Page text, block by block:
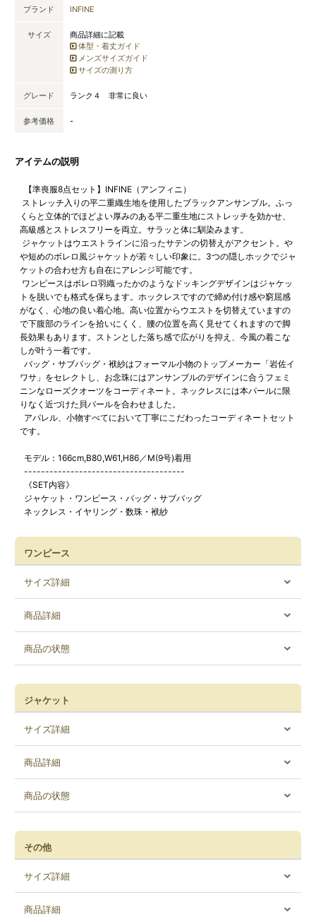
ブランド INFINE
サイズ
商品詳細に記載
体型・着丈ガイド
メンズサイズガイド
サイズの測り方
グレード ランク４ 非常に良い
参考価格 -
アイテムの説明
【準喪服8点セット】INFINE（アンフィニ）
ストレッチ入りの平二重織生地を使用したブラックアンサンブル。ふっ
くらと立体的でほどよい厚みのある平二重生地にストレッチを効かせ、
高級感とストレスフリーを両立。サラッと体に馴染みます。
ジャケットはウエストラインに沿ったサテンの切替えがアクセント。や
や短めのボレロ風ジャケットが若々しい印象に。3つの隠しホックでジャ
ケットの合わせ方も自在にアレンジ可能です。
ワンピースはボレロ羽織ったかのようなドッキングデザインはジャケッ
トを脱いでも格式を保ちます。ホックレスですので締め付け感や窮屈感
がなく、心地の良い着心地。高い位置からウエストを切替えていますの
で下腹部のラインを拾いにくく、腰の位置を高く見せてくれますので脚
長効果もあります。ストンとした落ち感で広がりを抑え、今風の着こな
しが叶う一着です。
バッグ・サブバッグ・袱紗はフォーマル小物のトップメーカー「岩佐イ
ワサ」をセレクトし、お念珠にはアンサンブルのデザインに合うフェミ
ニンなローズクオーツをコーディネート。ネックレスには本パールに限
りなく近づけた貝パールを合わせました。
アパレル、小物すべてにおいて丁寧にこだわったコーディネートセット
です。
モデル：166cm,B80,W61,H86／M(9号)着用
--------------------------------------
《SET内容》
ジャケット・ワンピース・バッグ・サブバッグ
ネックレス・イヤリング・数珠・袱紗
ワンピース
サイズ詳細
商品詳細
商品の状態
ジャケット
サイズ詳細
商品詳細
商品の状態
その他
サイズ詳細
商品詳細